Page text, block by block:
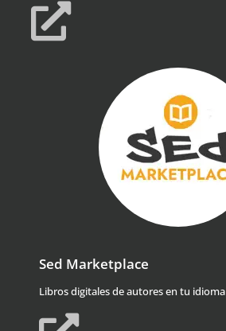
Sed Marketplace
Libros digitales de autores en tu idioma